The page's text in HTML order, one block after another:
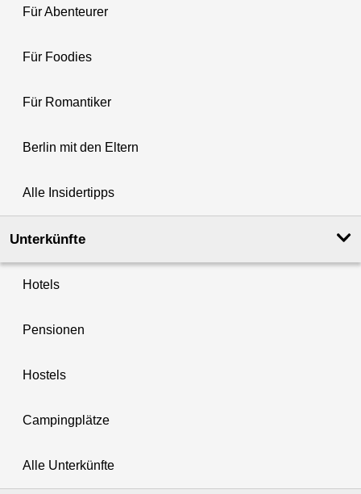
Für Abenteurer
Für Foodies
Für Romantiker
Berlin mit den Eltern
Alle Insidertipps
Unterkünfte
Hotels
Pensionen
Hostels
Campingplätze
Alle Unterkünfte